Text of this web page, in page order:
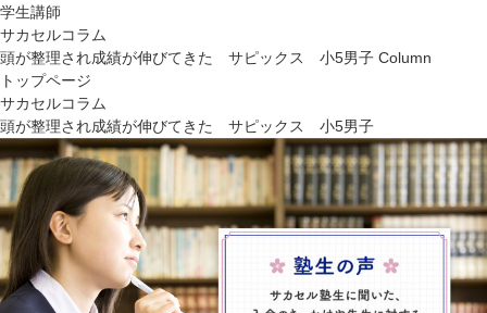
学生講師
サカセルコラム
頭が整理され成績が伸びてきた サピックス 小5男子 Column
トップページ
サカセルコラム
頭が整理され成績が伸びてきた サピックス 小5男子